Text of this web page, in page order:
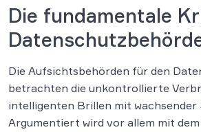
Die fundamentale
Die Aufsichtsbehörden für den
betrachten die unkontrollierte
intelligenten Brillen mit wachsender
Argumentiert wird vor allem mit